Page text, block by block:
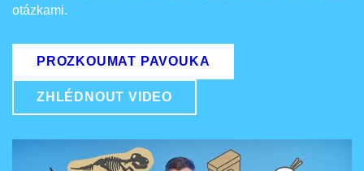
otázkami.
PROZKOUMAT PAVOUKA
ZHLÉDNOUT VIDEO